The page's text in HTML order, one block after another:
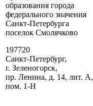
образования города
федерального значения
Санкт-Петербурга
поселок Смолячково
197720
Санкт-Петербург,
г. Зеленогорск,
пр. Ленина, д. 14, лит. А,
пом. 1-Н